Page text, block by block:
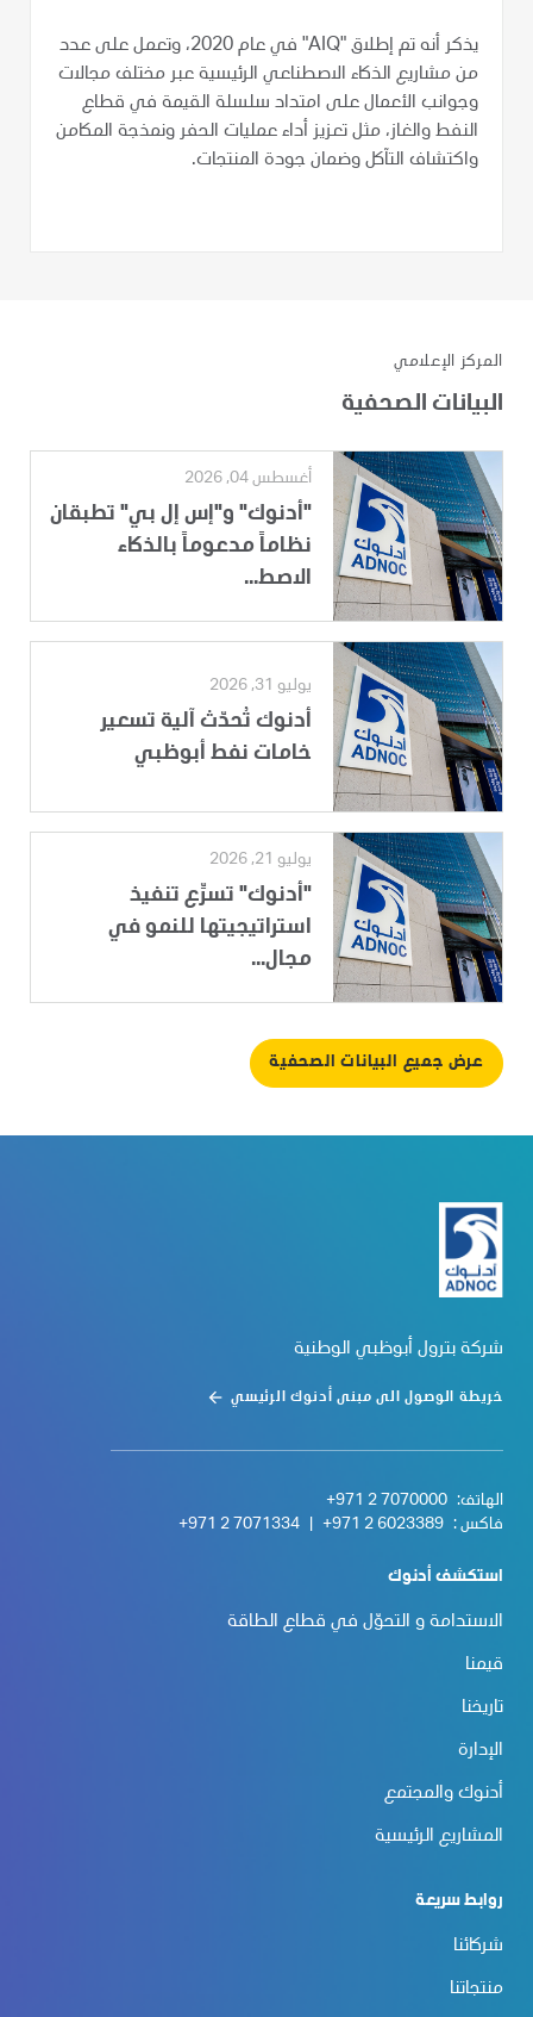
يذكر أنه تم إطلاق "AIQ" في عام 2020، وتعمل على عدد
من مشاريع الذكاء الاصطناعي الرئيسية عبر مختلف مجالات
وجوانب الأعمال على امتداد سلسلة القيمة في قطاع
النفط والغاز، مثل تعزيز أداء عمليات الحفر ونمذجة المكامن
واكتشاف التآكل وضمان جودة المنتجات.
المركز الإعلامي
البيانات الصحفية
أغسطس 04, 2026
"أدنوك" و"إس إل بي" تطبقان
نظاماً مدعوماً بالذكاء
الاصط...
يوليو 31, 2026
أدنوك تُحدّث آلية تسعير
خامات نفط أبوظبي
يوليو 21, 2026
"أدنوك" تسرِّع تنفيذ
استراتيجيتها للنمو في
مجال...
عرض جميع البيانات الصحفية
شركة بترول أبوظبي الوطنية
خريطة الوصول الى مبنى أدنوك الرئيسي
الهاتف: +971 2 7070000
فاكس : +971 2 6023389
+971 2 7071334
استكشف أدنوك
الاستدامة و التحوّل في قطاع الطاقة
قيمنا
تاريخنا
الإدارة
أدنوك والمجتمع
المشاريع الرئيسية
روابط سريعة
شركائنا
منتجاتنا